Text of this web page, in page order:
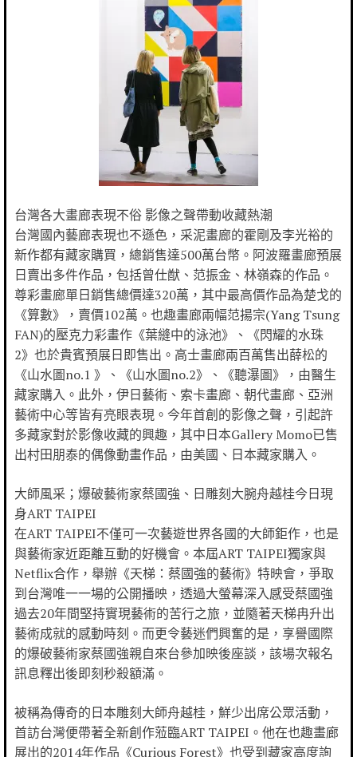
台灣各大畫廊表現不俗 影像之聲帶動收藏熱潮
台灣國內藝廊表現也不遜色，采泥畫廊的霍剛及李光裕的
新作都有藏家購買，總銷售達500萬台幣。阿波羅畫廊預展
日賣出多件作品，包括曾仕猷、范振金、林嶺森的作品。
尊彩畫廊單日銷售總價達320萬，其中最高價作品為楚戈的
《算數》，賣價102萬。也趣畫廊兩幅范揚宗(Yang Tsung
FAN)的壓克力彩畫作《葉縫中的泳池》、《閃耀的水珠
2》也於貴賓預展日即售出。高士畫廊兩百萬售出薛松的
《山水圖no.1 》、《山水圖no.2》、《聽瀑圖》，由醫生
藏家購入。此外，伊日藝術、索卡畫廊、朝代畫廊、亞洲
藝術中心等皆有亮眼表現。今年首創的影像之聲，引起許
多藏家對於影像收藏的興趣，其中日本Gallery Momo已售
出村田朋泰的偶像動畫作品，由美國、日本藏家購入。
大師風采；爆破藝術家蔡國強、日雕刻大腕舟越桂今日現
身ART TAIPEI
在ART TAIPEI不僅可一次藝遊世界各國的大師鉅作，也是
與藝術家近距離互動的好機會。本屆ART TAIPEI獨家與
Netflix合作，舉辦《天梯：蔡國強的藝術》特映會，爭取
到台灣唯一一場的公開播映，透過大螢幕深入感受蔡國強
過去20年間堅持實現藝術的苦行之旅，並隨著天梯冉升出
藝術成就的感動時刻。而更令藝迷們興奮的是，享譽國際
的爆破藝術家蔡國強親自來台參加映後座談，該場次報名
訊息釋出後即刻秒殺額滿。
被稱為傳奇的日本雕刻大師舟越桂，鮮少出席公眾活動，
首訪台灣便帶著全新創作蒞臨ART TAIPEI。他在也趣畫廊
展出的2014年作品《Curious Forest》也受到藏家高度詢